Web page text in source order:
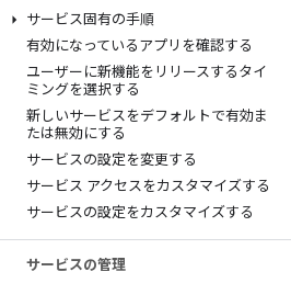
サービス固有の手順
有効になっているアプリを確認する
ユーザーに新機能をリリースするタイ
ミングを選択する
新しいサービスをデフォルトで有効ま
たは無効にする
サービスの設定を変更する
サービス アクセスをカスタマイズする
サービスの設定をカスタマイズする
サービスの管理